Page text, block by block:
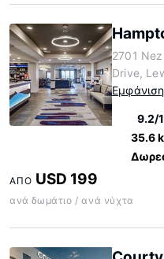
2701
Drive,
9.2/
35.6
ΑΠΌ USD 199
ανά δωμάτιο / ανά νύχτα